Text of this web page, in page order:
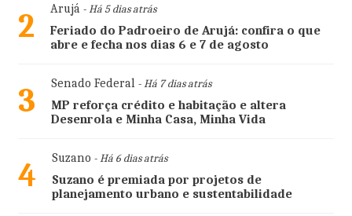
2 Arujá- Há 5 dias atrás
Feriado do Padroeiro de Arujá: confira o que
abre e fecha nos dias 6 e 7 de agosto
3 Senado Federal- Há 7 dias atrás
MP reforça crédito e habitação e altera
Desenrola e Minha Casa, Minha Vida
4 Suzano - Há 6 dias atrás
Suzano é premiada por projetos de
planejamento urbano e sustentabilidade